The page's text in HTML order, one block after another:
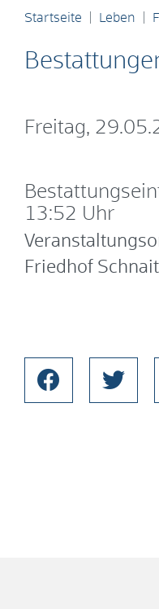
Startseite Leben
Freitag,
13:52 Uhr
Friedhof